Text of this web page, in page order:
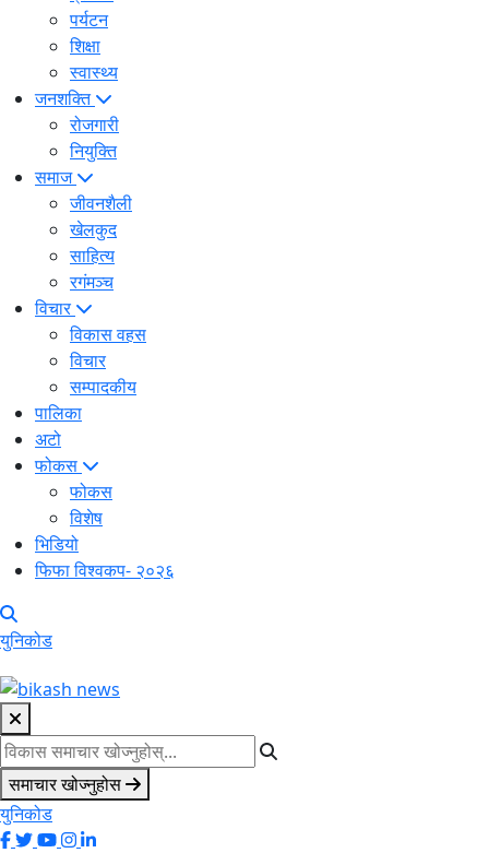
पर्यटन
शिक्षा
स्वास्थ्य
जनशक्ति
रोजगारी
नियुक्ति
समाज
जीवनशैली
खेलकुद
साहित्य
रगंमञ्च
विचार
विकास वहस
विचार
सम्पादकीय
पालिका
अटो
फोकस
फोकस
विशेष
भिडियो
फिफा विश्वकप- २०२६
युनिकोड
समाचार खोज्नुहोस
युनिकोड